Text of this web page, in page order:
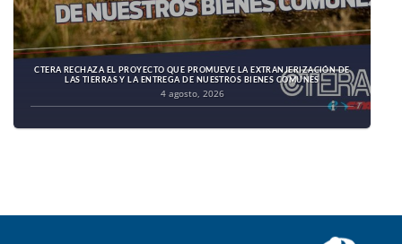
CTERA RECHAZA EL PROYECTO QUE PROMUEVE LA EXTRANJERIZACIÓN DE
LAS TIERRAS Y LA ENTREGA DE NUESTROS BIENES COMUNES
4 agosto, 2026